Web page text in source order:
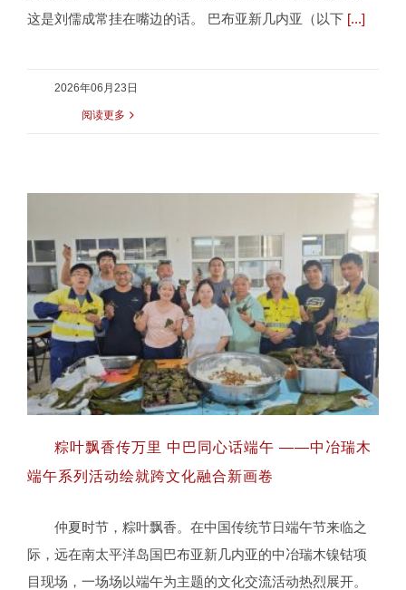
这是刘儒成常挂在嘴边的话。 巴布亚新几内亚（以下 [...]
2026年06月23日
阅读更多
粽叶飘香传万里 中巴同心话端午 ——中冶
瑞木端午系列活动绘就跨文化融合新画卷
粽叶飘香传万里 中巴同心话端午 ——中冶瑞木
端午系列活动绘就跨文化融合新画卷
仲夏时节，粽叶飘香。在中国传统节日端午节来临之
际，远在南太平洋岛国巴布亚新几内亚的中冶瑞木镍钴项
目现场，一场场以端午为主题的文化交流活动热烈展开。